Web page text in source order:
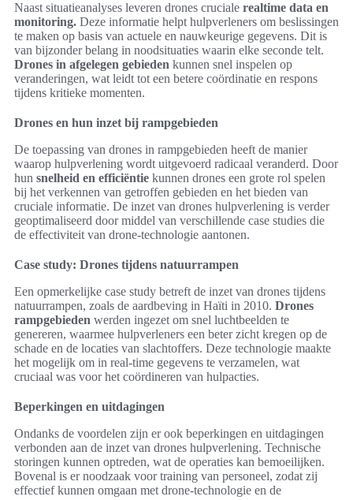
Naast situatieanalyses leveren drones cruciale realtime data en
monitoring. Deze informatie helpt hulpverleners om beslissingen
te maken op basis van actuele en nauwkeurige gegevens. Dit is
van bijzonder belang in noodsituaties waarin elke seconde telt.
Drones in afgelegen gebieden kunnen snel inspelen op
veranderingen, wat leidt tot een betere coördinatie en respons
tijdens kritieke momenten.
Drones en hun inzet bij rampgebieden
De toepassing van drones in rampgebieden heeft de manier
waarop hulpverlening wordt uitgevoerd radicaal veranderd. Door
hun snelheid en efficiëntie kunnen drones een grote rol spelen
bij het verkennen van getroffen gebieden en het bieden van
cruciale informatie. De inzet van drones hulpverlening is verder
geoptimaliseerd door middel van verschillende case studies die
de effectiviteit van drone-technologie aantonen.
Case study: Drones tijdens natuurrampen
Een opmerkelijke case study betreft de inzet van drones tijdens
natuurrampen, zoals de aardbeving in Haïti in 2010. Drones
rampgebieden werden ingezet om snel luchtbeelden te
genereren, waarmee hulpverleners een beter zicht kregen op de
schade en de locaties van slachtoffers. Deze technologie maakte
het mogelijk om in real-time gegevens te verzamelen, wat
cruciaal was voor het coördineren van hulpacties.
Beperkingen en uitdagingen
Ondanks de voordelen zijn er ook beperkingen en uitdagingen
verbonden aan de inzet van drones hulpverlening. Technische
storingen kunnen optreden, wat de operaties kan bemoeilijken.
Bovenal is er noodzaak voor training van personeel, zodat zij
effectief kunnen omgaan met drone-technologie en de